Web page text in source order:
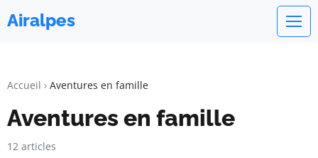
Airalpes
Accueil Aventures en famille
Aventures en famille
12 articles